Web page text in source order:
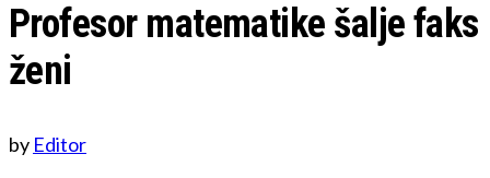
Profesor matematike šalje faks
ženi
by Editor